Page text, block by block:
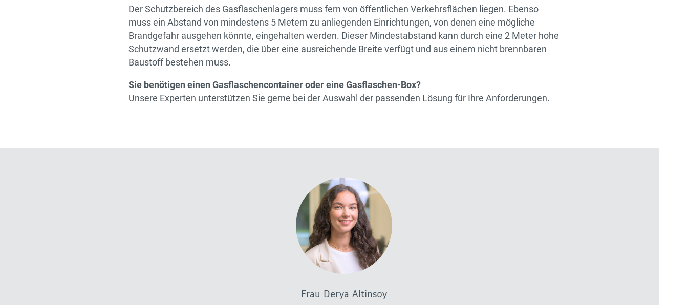
Der Schutzbereich des Gasflaschenlagers muss fern von öffentlichen Verkehrsflächen liegen. Ebenso
muss ein Abstand von mindestens 5 Metern zu anliegenden Einrichtungen, von denen eine mögliche
Brandgefahr ausgehen könnte, eingehalten werden. Dieser Mindestabstand kann durch eine 2 Meter hohe
Schutzwand ersetzt werden, die über eine ausreichende Breite verfügt und aus einem nicht brennbaren
Baustoff bestehen muss.
Sie benötigen einen Gasflaschencontainer oder eine Gasflaschen-Box?
Unsere Experten unterstützen Sie gerne bei der Auswahl der passenden Lösung für Ihre Anforderungen.
Frau Derya Altinsoy